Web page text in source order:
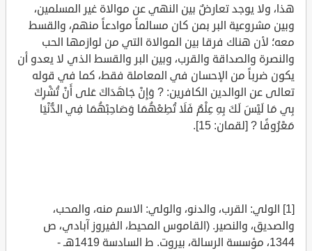
هذا، ولا يوجد تعارضٌ بين النهي عن موالاة غير المسلمين،
وبين مشروعية البر بمن كان مسالماً موادعاً منهم، والقسط
معه؛ لأن هناك فرقا بين الموالاة التي من لوازمها الحب
والنصرة والصداقة والقرب، وبين البر والقسط الذي لا يعدو أن
يكون ضرباً من الإحسان في المعاملة فقط، كما في قوله
تعالى عن الوالدين الكافرين: ? وَإِنْ جَاهَدَاكَ عَلى أَنْ تُشْرِكَ
بِي مَا لَيْسَ لَكَ بِهِ عِلْمٌ فَلَا تُطِعْهُمَا وَصَاحِبْهُمَا فِي الدُّنْيَا
مَعْرُوفًا ? [لقمان: 15].
[1] الولي: القرب، والدنو، والولي: الاسم منه، والمحب،
والصديق، والنصير. (القاموس المحيط، الفيروز آبادي، ص
1344، مؤسسة الرسالة، بيروت. ط السادسة 1419هـ -